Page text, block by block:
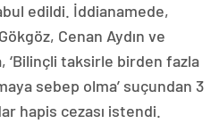
edildi. İddianamede,
Cenan Aydın ve
‘Bilinçli taksirle birden fazla
sebep olma’ suçundan 3
hapis cezası istendi.